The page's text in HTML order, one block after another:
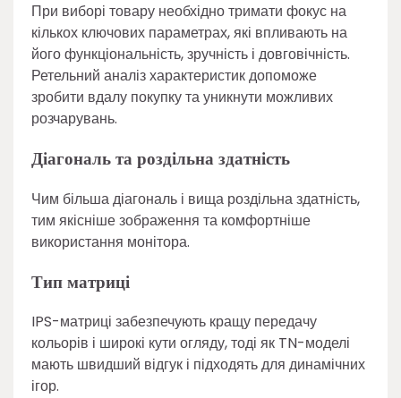
При виборі товару необхідно тримати фокус на
кількох ключових параметрах, які впливають на
його функціональність, зручність і довговічність.
Ретельний аналіз характеристик допоможе
зробити вдалу покупку та уникнути можливих
розчарувань.
Діагональ та роздільна здатність
Чим більша діагональ і вища роздільна здатність,
тим якісніше зображення та комфортніше
використання монітора.
Тип матриці
IPS-матриці забезпечують кращу передачу
кольорів і широкі кути огляду, тоді як TN-моделі
мають швидший відгук і підходять для динамічних
ігор.